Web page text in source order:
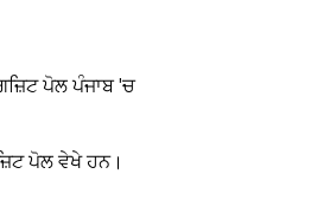
ਪੋਲ ਪੰਜਾਬ 'ਚ
ਪੋਲ ਵੇਖੇ ਹਨ।